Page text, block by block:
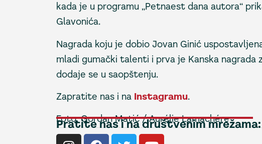
kada je u programu „Petnaest dana autora“
Glavonića.
Nagrada koju je dobio Jovan Ginić
mladi gumački talenti i prva je Kanska nagrada
dodaje se u saopštenju.
Zapratite nas i na Instagramu.
Foto: Gordan Matić / Aurélie Lamachére
Pratite nas i na društvenim mrežama: